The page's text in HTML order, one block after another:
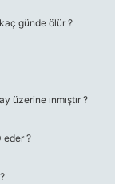
günde ölür ?
üzerine ınmıştır ?
eder ?